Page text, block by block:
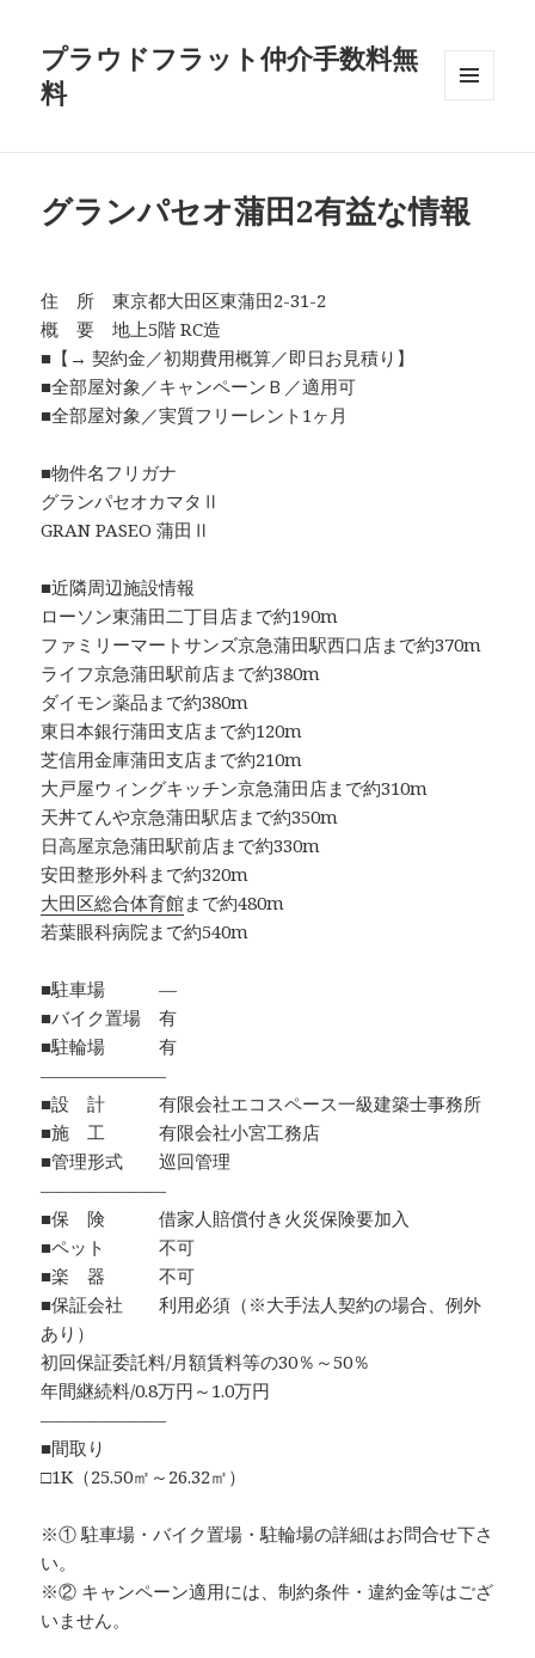
プラウドフラット仲介手数料無
料
グランパセオ蒲田2有益な情報
住 所 東京都大田区東蒲田2-31-2
概 要 地上5階 RC造
■【→ 契約金／初期費用概算／即日お見積り】
■全部屋対象／キャンペーンＢ／適用可
■全部屋対象／実質フリーレント1ヶ月
■物件名フリガナ
グランパセオカマタⅡ
GRAN PASEO 蒲田Ⅱ
■近隣周辺施設情報
ローソン東蒲田二丁目店まで約190m
ファミリーマートサンズ京急蒲田駅西口店まで約370m
ライフ京急蒲田駅前店まで約380m
ダイモン薬品まで約380m
東日本銀行蒲田支店まで約120m
芝信用金庫蒲田支店まで約210m
大戸屋ウィングキッチン京急蒲田店まで約310m
天丼てんや京急蒲田駅店まで約350m
日高屋京急蒲田駅前店まで約330m
安田整形外科まで約320m
大田区総合体育館まで約480m
若葉眼科病院まで約540m
■駐車場 ―
■バイク置場 有
■駐輪場 有
―――――――
■設 計 有限会社エコスペース一級建築士事務所
■施 工 有限会社小宮工務店
■管理形式 巡回管理
―――――――
■保 険 借家人賠償付き火災保険要加入
■ペット 不可
■楽 器 不可
■保証会社 利用必須（※大手法人契約の場合、例外
あり）
初回保証委託料/月額賃料等の30％～50％
年間継続料/0.8万円～1.0万円
―――――――
■間取り
□1K（25.50㎡～26.32㎡）
※① 駐車場・バイク置場・駐輪場の詳細はお問合せ下さ
い。
※② キャンペーン適用には、制約条件・違約金等はござ
いません。